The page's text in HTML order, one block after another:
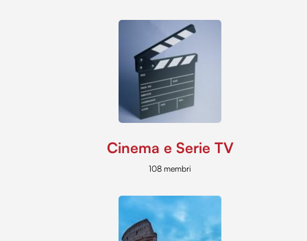
Cinema e Serie TV
108 membri